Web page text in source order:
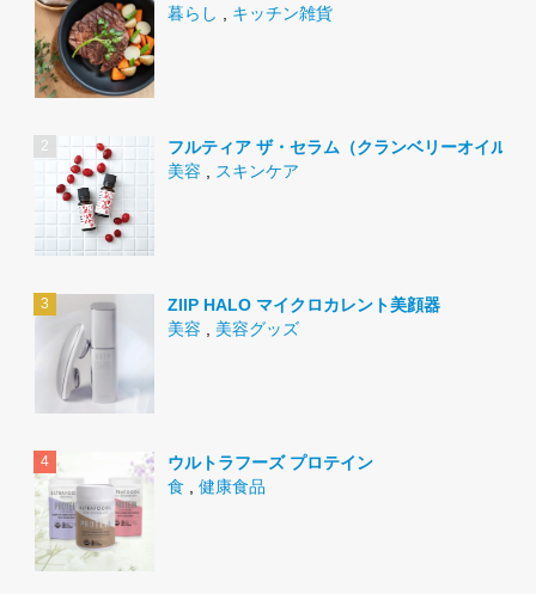
暮らし
キッチン雑貨
フルティア ザ・セラム（クランベリーオイル）
美容
スキンケア
ZIIP HALO マイクロカレント美顔器
美容
美容グッズ
ウルトラフーズ プロテイン
食
健康食品